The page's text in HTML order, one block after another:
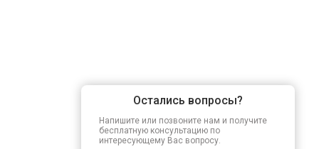
Остались вопросы?
Напишите или позвоните нам и получите
бесплатную консультацию по
интересующему Вас вопросу.